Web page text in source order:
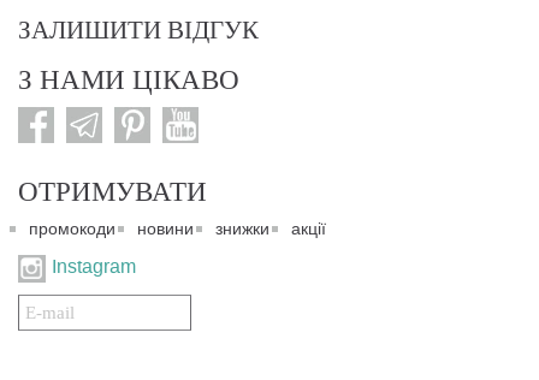
ЗАЛИШИТИ ВІДГУК
З НАМИ ЦІКАВО
ОТРИМУВАТИ
промокоди новини знижки акції
Instagram
Подписаться
на